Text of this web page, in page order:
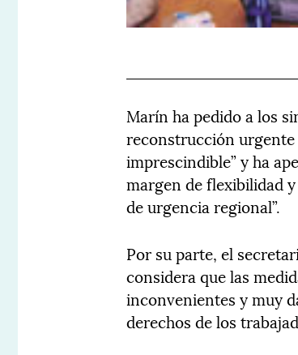
Marín ha pedido a los
reconstrucción urgente
imprescindible” y ha
margen de flexibilidad
de urgencia regional”.
Por su parte, el
considera que las
inconvenientes y muy
derechos de los